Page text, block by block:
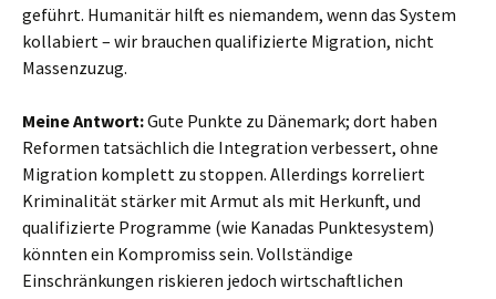
geführt. Humanitär hilft es niemandem, wenn das System
kollabiert – wir brauchen qualifizierte Migration, nicht
Massenzuzug.
Meine Antwort:Gute Punkte zu Dänemark; dort haben
Reformen tatsächlich die Integration verbessert, ohne
Migration komplett zu stoppen. Allerdings korreliert
Kriminalität stärker mit Armut als mit Herkunft, und
qualifizierte Programme (wie Kanadas Punktesystem)
könnten ein Kompromiss sein. Vollständige
Einschränkungen riskieren jedoch wirtschaftlichen